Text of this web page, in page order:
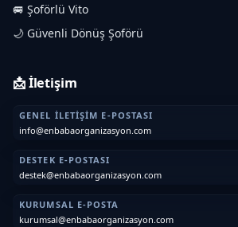
🚐 Şoförlü Vito
🌙 Güvenli Dönüş Şoförü
📩 İletişim
GENEL İLETIŞIM E-POSTASI
info@enbabaorganizasyon.com
DESTEK E-POSTASI
destek@enbabaorganizasyon.com
KURUMSAL E-POSTA
kurumsal@enbabaorganizasyon.com